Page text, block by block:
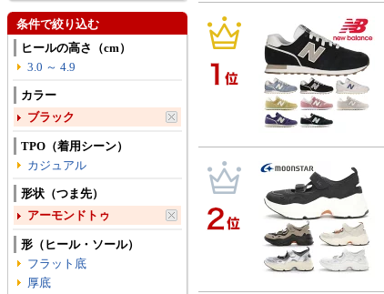
条件で絞り込む
ヒールの高さ（cm）
3.0 ～ 4.9
カラー
ブラック
TPO（着用シーン）
カジュアル
形状（つま先）
アーモンドトゥ
形（ヒール・ソール）
フラット底
厚底